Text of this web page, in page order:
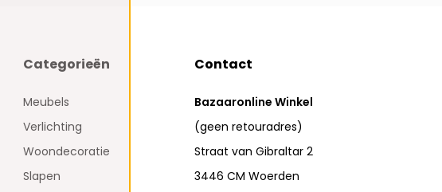
Categorieën
Meubels
Verlichting
Woondecoratie
Slapen
Contact
Bazaaronline Winkel
(geen retouradres)
Straat van Gibraltar 2
3446 CM Woerden